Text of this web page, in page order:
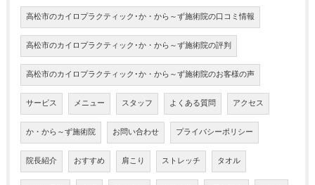
高松市のカイロプラクティック･か・から～ず施術院の口コミ情報
高松市のカイロプラクティック･か・から～ず施術院の評判
高松市のカイロプラクティック･か・から～ず施術院のお客様の声
サービス メニュー スタッフ よくある質問 アクセス
か・から～ず施術院 お問い合わせ プライバシーポリシー
院長紹介 おすすめ 肩こり ストレッチ タオル